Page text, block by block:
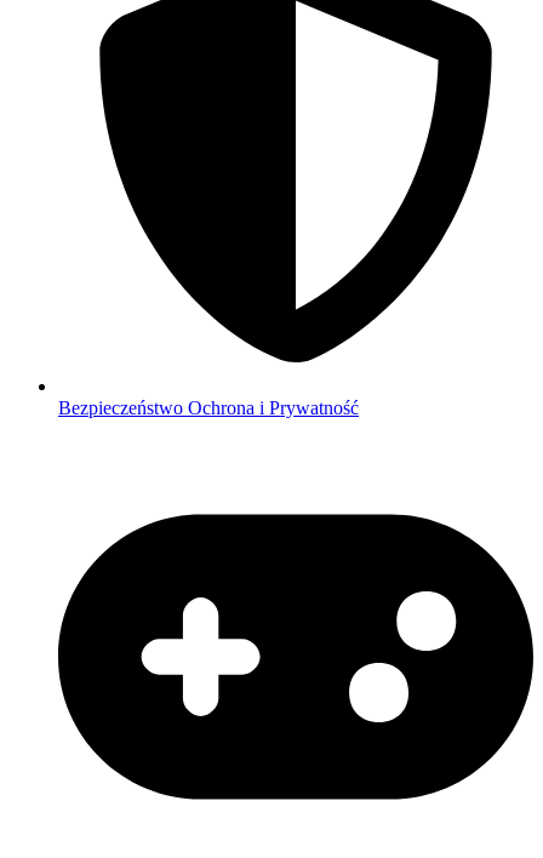
Bezpieczeństwo Ochrona i Prywatność